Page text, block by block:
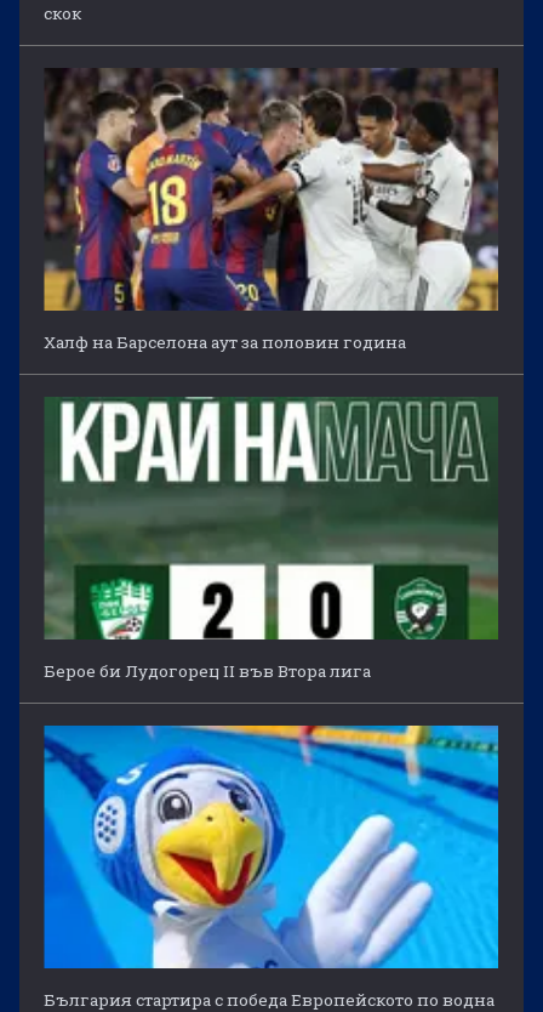
скок
Халф на Барселона аут за половин година
Берое би Лудогорец II във Втора лига
България стартира с победа Европейското по водна